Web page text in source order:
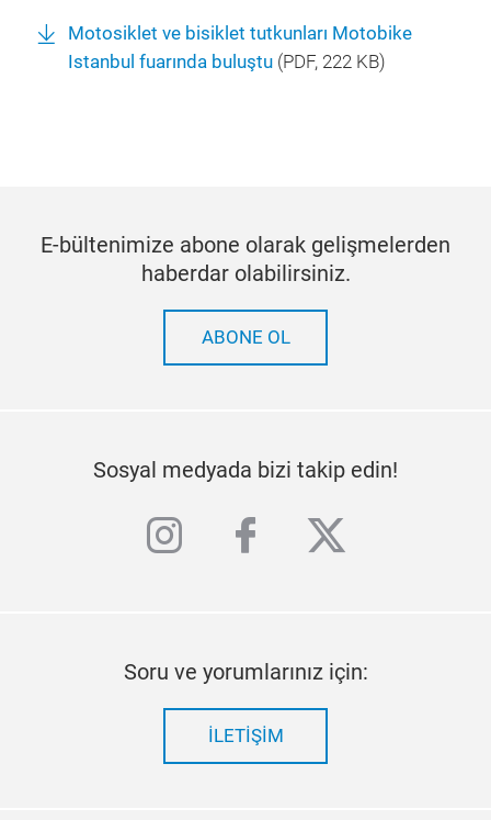
Motosiklet ve bisiklet tutkunları Motobike
Istanbul fuarında buluştu (PDF, 222 KB)
E-bültenimize abone olarak gelişmelerden
haberdar olabilirsiniz.
ABONE OL
Sosyal medyada bizi takip edin!
instagram
facebook
twitter
Soru ve yorumlarınız için:
İLETIŞIM